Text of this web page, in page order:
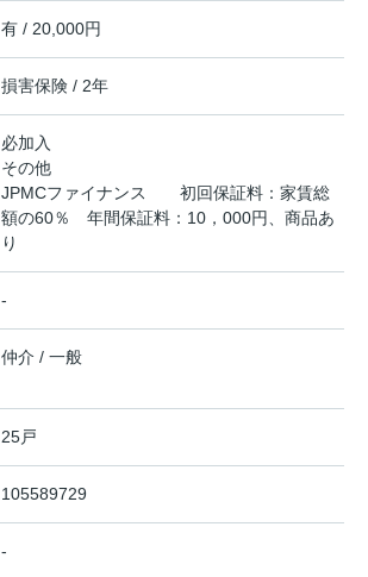
有 / 20,000円
損害保険 / 2年
必加入
その他
JPMCファイナンス 初回保証料：家賃総
額の60％ 年間保証料：10，000円、商品あ
り
-
仲介 / 一般
25戸
105589729
-